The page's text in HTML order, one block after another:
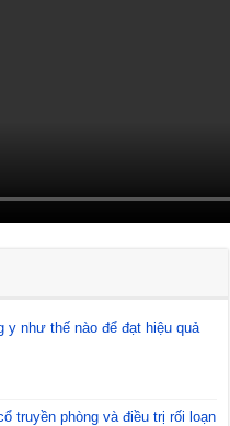
y như thế nào để đạt hiệu quả
truyền phòng và điều trị rối loạn